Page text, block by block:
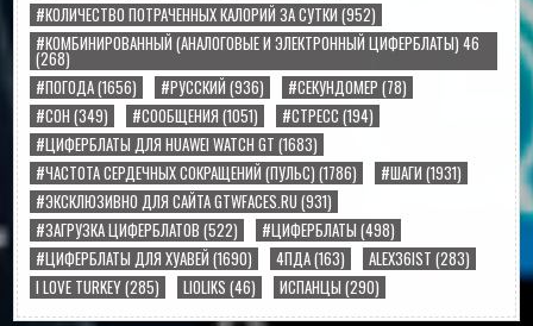
#КОЛИЧЕСТВО ПОТРАЧЕННЫХ КАЛОРИЙ ЗА СУТКИ (952)
#КОМБИНИРОВАННЫЙ (АНАЛОГОВЫЕ И ЭЛЕКТРОННЫЙ ЦИФЕРБЛАТЫ) 46
(268)
#ПОГОДА(1656) #РУССКИЙ (936) #СЕКУНДОМЕР (78)
#СОН (349) #СООБЩЕНИЯ (1051) #СТРЕСС (194)
#ЦИФЕРБЛАТЫ ДЛЯ HUAWEI WATCH GT (1683)
#ЧАСТОТА СЕРДЕЧНЫХ СОКРАЩЕНИЙ (ПУЛЬС) (1786) #ШАГИ (1931)
#ЭКСКЛЮЗИВНО ДЛЯ САЙТА GTWFACES.RU (931)
#ЗАГРУЗКА ЦИФЕРБЛАТОВ (522) #ЦИФЕРБЛАТЫ (498)
#ЦИФЕРБЛАТЫ ДЛЯ ХУАВЕЙ (1690) 4ПДА(163) ALEX36IST (283)
I LOVE TURKEY(285) LIOLIKS (46) ИСПАНЦЫ (290)